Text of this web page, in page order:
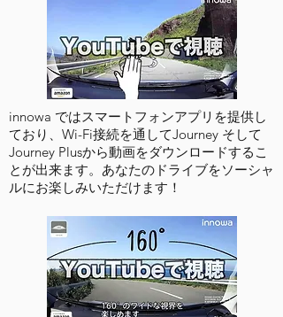
innowa ではスマートフォンアプリを提供し
ており、Wi-Fi接続を通してJourney そして
Journey Plusから動画をダウンロードするこ
とが出来ます。あなたのドライブをソーシャ
ルにお楽しみいただけます！